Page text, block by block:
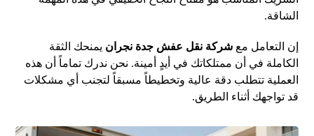
الشاقة.
إن التعامل معشركة نقل عفش جدة نجران يمنحك الثقة
الكاملة في أن ممتلكاتك في أيدٍ أمينة. نحن ندرك تماماً أن هذه
العملية تتطلب دقة عالية وتخطيطاً مسبقاً لتجنب أي مشكلات
قد تواجهك أثناء الطريق.